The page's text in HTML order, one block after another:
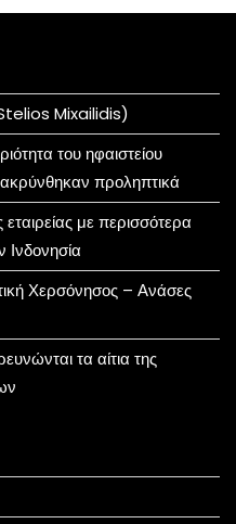
Mixailidis)
του ηφαιστείου
προληπτικά
με περισσότερα
Χερσόνησος – Ανάσες
τα αίτια της